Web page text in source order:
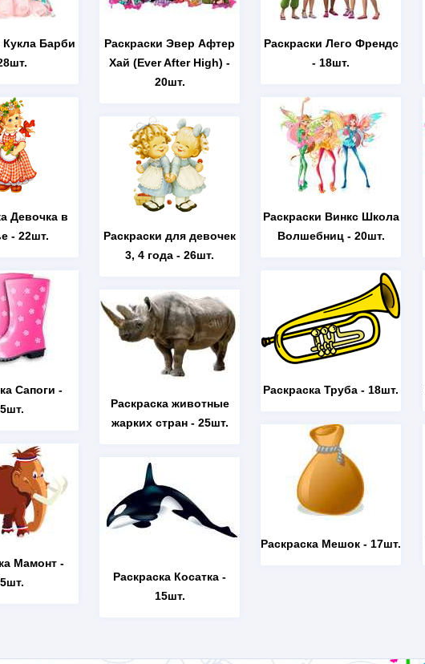
Кукла Барби
Девочка в
- 22шт.
Сапоги -
Мамонт -
Раскраски Эвер Афтер
Хай (Ever After High) -
20шт.
Раскраски для девочек
3, 4 года - 26шт.
Раскраска животные
жарких стран- 25шт.
Раскраска Косатка -
15шт.
Раскраски Лего Френдс
- 18шт.
Раскраски Винкс Школа
Волшебниц- 20шт.
Раскраска Труба - 18шт.
Раскраска Мешок - 17шт.